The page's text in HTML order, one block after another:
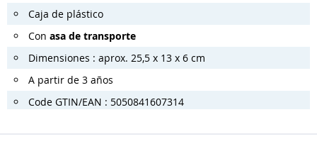
Caja de plástico
Con asa de transporte
Dimensiones : aprox. 25,5 x 13 x 6 cm
A partir de 3 años
Code GTIN/EAN : 5050841607314